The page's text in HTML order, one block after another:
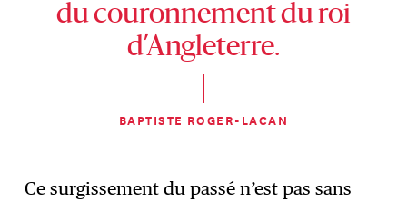
du couronnement du roi
d’Angleterre.
BAPTISTE ROGER-LACAN
Ce surgissement du passé n’est pas sans